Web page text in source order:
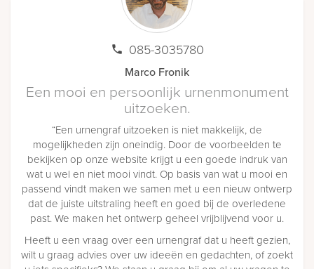
085-3035780
Marco Fronik
Een mooi en persoonlijk urnenmonument
uitzoeken.
“Een urnengraf uitzoeken is niet makkelijk, de
mogelijkheden zijn oneindig. Door de voorbeelden te
bekijken op onze website krijgt u een goede indruk van
wat u wel en niet mooi vindt. Op basis van wat u mooi en
passend vindt maken we samen met u een nieuw ontwerp
dat de juiste uitstraling heeft en goed bij de overledene
past. We maken het ontwerp geheel vrijblijvend voor u.
Heeft u een vraag over een urnengraf dat u heeft gezien,
wilt u graag advies over uw ideeën en gedachten, of zoekt